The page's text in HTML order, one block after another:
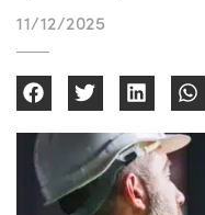
11/12/2025